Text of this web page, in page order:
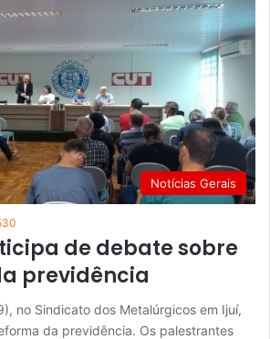
Notícias Gerais
de debate sobre
previdência
no Sindicato dos Metalúrgicos em Ijuí,
da previdência. Os palestrantes